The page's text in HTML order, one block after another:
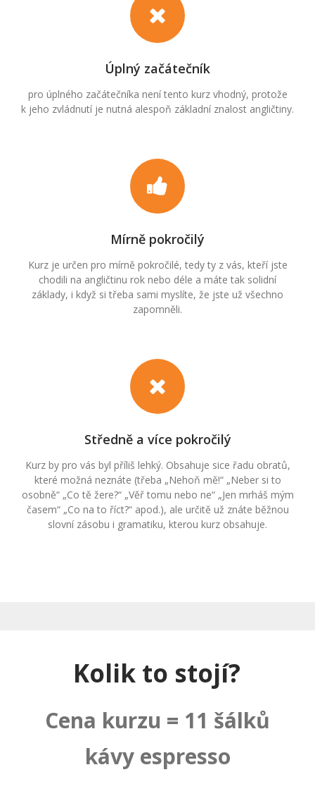
Úplný začátečník
pro úplného začátečníka není tento kurz vhodný, protože
k jeho zvládnutí je nutná alespoň základní znalost angličtiny.
Mírně pokročilý
Kurz je určen pro mírně pokročilé, tedy ty z vás, kteří jste
chodili na angličtinu rok nebo déle a máte tak solidní
základy, i když si třeba sami myslíte, že jste už všechno
zapomněli.
Středně a více pokročilý
Kurz by pro vás byl příliš lehký. Obsahuje sice řadu obratů,
které možná neznáte (třeba „Nehoň mě!“ „Neber si to
osobně“ „Co tě žere?“ „Věř tomu nebo ne“ „Jen mrháš mým
časem“ „Co na to říct?“ apod.), ale určitě už znáte běžnou
slovní zásobu i gramatiku, kterou kurz obsahuje.
Kolik to stojí?
Cena kurzu = 11 šálků
kávy espresso